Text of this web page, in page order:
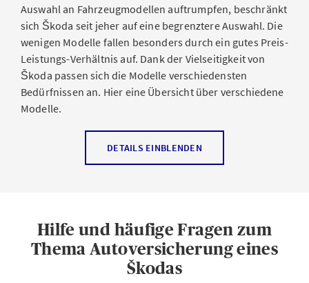
Auswahl an Fahrzeugmodellen auftrumpfen, beschränkt
sich Škoda seit jeher auf eine begrenztere Auswahl. Die
wenigen Modelle fallen besonders durch ein gutes Preis-
Leistungs-Verhältnis auf. Dank der Vielseitigkeit von
Škoda passen sich die Modelle verschiedensten
Bedürfnissen an. Hier eine Übersicht über verschiedene
Modelle.
Neulenkerinnen und Neulenker sowie
Junglenkerinnen und Junglenker
günstiges und wendiges Fahrzeug. Mit dem Škoda Fabia
sind Sie gut beraten. Mit dem kleinen Flitzer ist jede
Parkplatzsuche erfolgreich, dennoch kommen Sie
DETAILS EINBLENDEN
Hilfe und häufige Fragen zum
Thema Autoversicherung eines
Škodas